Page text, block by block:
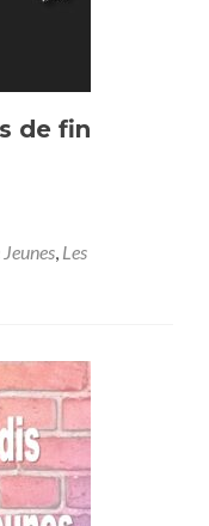
de fin
, Les